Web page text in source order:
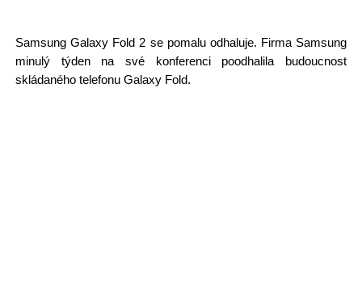
Samsung Galaxy Fold 2 se pomalu odhaluje. Firma Samsung
minulý týden na své konferenci poodhalila budoucnost
skládaného telefonu Galaxy Fold.